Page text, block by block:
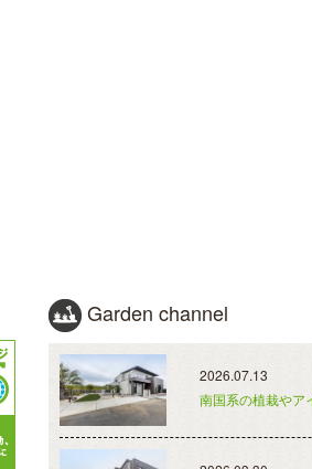
Garden channel
2026.07.13
南国系の植栽や